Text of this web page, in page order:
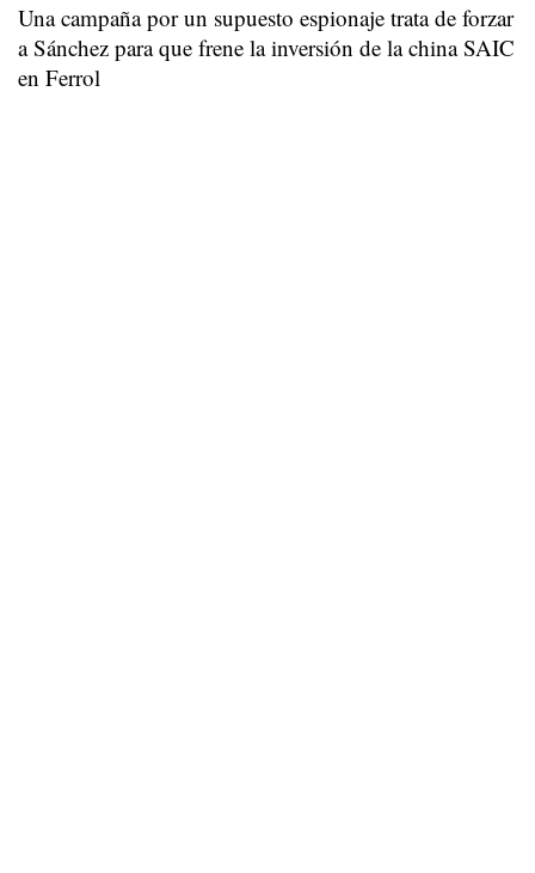
Una campaña por un supuesto espionaje trata de forzar
a Sánchez para que frene la inversión de la china SAIC
en Ferrol